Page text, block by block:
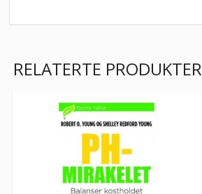
RELATERTE PRODUKTER